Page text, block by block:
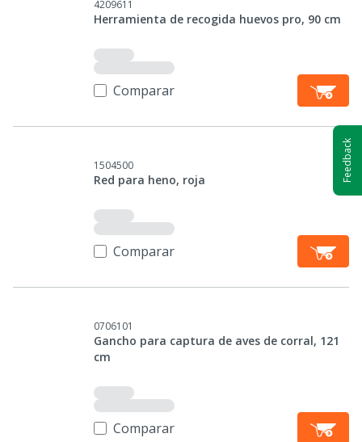
4209611
Herramienta de recogida huevos pro, 90 cm
Comparar
1504500
Red para heno, roja
Comparar
0706101
Gancho para captura de aves de corral, 121
cm
Comparar
Feedback